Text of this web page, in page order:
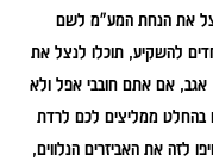
את הנחת המע"מ לשם
להשקיע, תוכלו לנצל את
אגב, אם אתם חובבי אפל ולא
בהחלט ממליצים לכם לרדת
לזה את האביזרים הנלווים,